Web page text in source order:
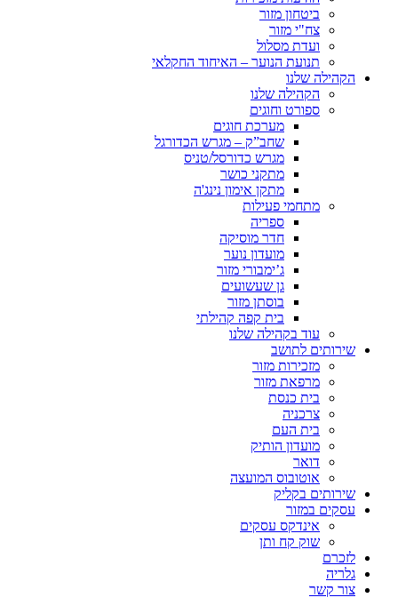
ביטחון מזור
צח"י מזור
ועדת מסלול
תנועת הנוער – האיחוד החקלאי
הקהילה שלנו
הקהילה שלנו
ספורט וחוגים
מערכת חוגים
שחב”ק – מגרש הכדורגל
מגרש כדורסל/טניס
מתקני כושר
מתקן אימון נינג'ה
מתחמי פעילות
ספריה
חדר מוסיקה
מועדון נוער
ג’ימבורי מזור
גן שעשועים
בוסתן מזור
בית קפה קהילתי
עוד בקהילה שלנו
שירותים לתושב
מזכירות מזור
מרפאת מזור
בית כנסת
צרכניה
בית העם
מועדון הותיק
דואר
אוטובוס המועצה
שירותים בקליק
עסקים במזור
אינדקס עסקים
שוק קח ותן
לזכרם
גלריה
צור קשר